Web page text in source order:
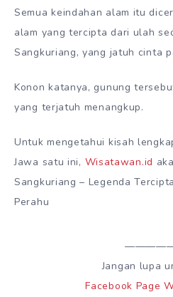
Semua keindahan alam itu
alam yang tercipta dari ulah
Sangkuriang, yang jatuh cinta
Konon katanya, gunung
yang terjatuh menangkup.
Untuk mengetahui kisah
Jawa satu ini, Wisatawan.id
Sangkuriang – Legenda
Perahu
Jangan lupa
Facebook Page